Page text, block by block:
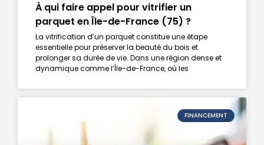
À qui faire appel pour vitrifier un
parquet en Île-de-France (75) ?
La vitrification d’un parquet constitue une étape
essentielle pour préserver la beauté du bois et
prolonger sa durée de vie. Dans une région dense et
dynamique comme l’Île-de-France, où les
FINANCEMENT